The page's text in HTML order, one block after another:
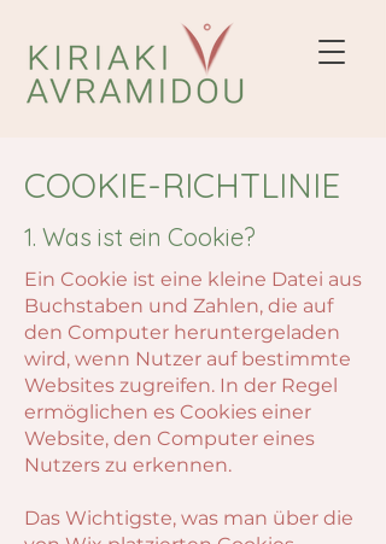
COOKIE-RICHTLINIE
1. Was ist ein Cookie?
Ein Cookie ist eine kleine Datei aus
Buchstaben und Zahlen, die auf
den Computer heruntergeladen
wird, wenn Nutzer auf bestimmte
Websites zugreifen. In der Regel
ermöglichen es Cookies einer
Website, den Computer eines
Nutzers zu erkennen.
Das Wichtigste, was man über die